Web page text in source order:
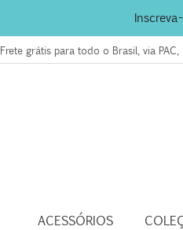
Frete grátis para todo o Brasil, via
ACESSÓRIOS